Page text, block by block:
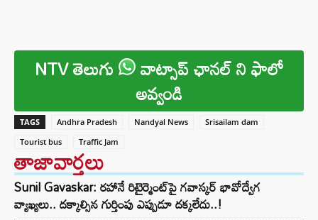
NTV తెలుగు వాట్సాప్ ఛానల్ ని ఫాలో
అవ్వండి
TAGS Andhra Pradesh Nandyal News
Srisailam dam
Tourist bus
Traffic Jam
తాజావార్తలు
Sunil Gavaskar: రహానే రిటైర్మెంట్‌పై గవాస్కర్ భావోద్వేగ
వ్యాఖ్యలు.. దక్కాల్సిన గుర్తింపు ఎప్పుడూ దక్కలేదు..!